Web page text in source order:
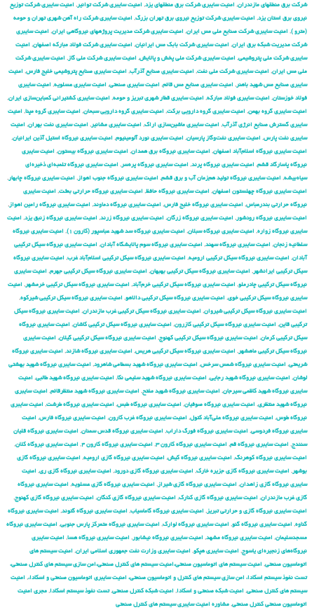
شركت برق منطقهای مازندران, امنیت سایبری شركت برق منطقهای یزد, امنیت سایبری شركت توانیر , امنیت سایبری شركت توزیع
نیروی برق استان یزد, امنیت سایبری شركت توزیع نیروی برق تهران بزرگ, امنیت سایبری شركت راه آهن شهری تهران و حومه
(مترو ), امنیت سایبری شركت صنایع ملی مس ایران, امنیت سایبری شركت مدیریت پروژههای نیروگاهی ایران, امنیت سایبری
شركت مدیریت شبكه برق ایران, امنیت سایبری شرکت بابک مس ایرانیان, امنیت سایبری شرکت فولاد مبارکه اصفهان, امنیت
سایبری شرکت ملی پتروشیمی, امنیت سایبری شرکت ملی پخش و پالایش, امنیت سایبری شرکت ملی گاز , امنیت سایبری شرکت
ملی مس ایران, امنیت سایبری شرکت ملی نفت, امنیت سایبری صنایع آذرآب, امنیت سایبری صنایع پتروشیمی خلیج فارس, امنیت
سایبری صنایع مس شهید باهنر , امنیت سایبری صنایع مس قائم, امنیت سایبری صنعتی, امنیت سایبری عسلویه, امنیت سایبری
فولاد خوزستان, امنیت سایبری فولاد مبارکه, امنیت سایبری قطار شهری تبریز و حومه, امنیت سایبری کشتیرانی کمباین‌سازی ایران,
امنیت سایبری گروه بهمن, امنیت سایبری گروه دارویی برکت, امنیت سایبری گروه دارویی سبحان, امنیت سایبری گروه مپنا, امنیت
سایبری گسترش صنایع انرژی آذرآب, امنیت سایبری ماشین‌سازی اراک, امنیت سایبری مشانیر , امنیت سایبری نفت بهران, امنیت
سایبری نفت پارس, امنیت سایبری نفت‌وگاز پارسیان, امنیت سایبری نورد آلومینیوم, امنیت سایبری نیروگاه استیل آذین ایرانیان,
امنیت سایبری نیروگاه اسلام‌آباد اصفهان, امنیت سایبری نیروگاه برق همدان, امنیت سایبری نیروگاه بیستون, امنیت سایبری
نیروگاه پاسارگاد قشم, امنیت سایبری نیروگاه پرند, امنیت سایبری نیروگاه پره‌سر , امنیت سایبری نیروگاه تلمبه‌ای ذخیره‌ای
سیاه‌بیشه, امنیت سایبری نیروگاه تولید هم‌زمان آب و برق قشم, امنیت سایبری نیروگاه جنوب اهواز , امنیت سایبری نیروگاه چابهار ,
امنیت سایبری نیروگاه چهلستون اصفهان, امنیت سایبری نیروگاه حافظ, امنیت سایبری نیروگاه حرارتی بعثت, امنیت سایبری
نیروگاه حرارتی بندرعباس, امنیت سایبری نیروگاه خلیج فارس, امنیت سایبری نیروگاه دماوند, امنیت سایبری نیروگاه رامین اهواز ,
امنیت سایبری نیروگاه رودشور , امنیت سایبری نیروگاه زرگان, امنیت سایبری نیروگاه زرند, امنیت سایبری نیروگاه زنبق یزد, امنیت
سایبری نیروگاه زواره, امنیت سایبری نیروگاه سبلان, امنیت سایبری نیروگاه سد شهید عباسپور (کارون ۱) , امنیت سایبری نیروگاه
سلطانیه زنجان, امنیت سایبری نیروگاه سهند, امنیت سایبری نیروگاه سوم پالایشگاه آبادان, امنیت سایبری نیروگاه سیکل ترکیبی
آبادان, امنیت سایبری نیروگاه سیکل ترکیبی ارومیه, امنیت سایبری نیروگاه سیکل ترکیبی اسلام‌آباد غرب, امنیت سایبری نیروگاه
سیکل ترکیبی ایرانشهر , امنیت سایبری نیروگاه سیکل ترکیبی بهبهان, امنیت سایبری نیروگاه سیکل ترکیبی جهرم, امنیت سایبری
نیروگاه سیکل ترکیبی چادرملو, امنیت سایبری نیروگاه سیکل ترکیبی خرم‌آباد, امنیت سایبری نیروگاه سیکل ترکیبی خرمشهر , امنیت
سایبری نیروگاه سیکل ترکیبی خوی, امنیت سایبری نیروگاه سیکل ترکیبی دالاهو, امنیت سایبری نیروگاه سیکل ترکیبی شیرکوه,
امنیت سایبری نیروگاه سیکل ترکیبی شیروان, امنیت سایبری نیروگاه سیکل ترکیبی غرب مازندران, امنیت سایبری نیروگاه سیکل
ترکیبی قاین, امنیت سایبری نیروگاه سیکل ترکیبی کازرون, امنیت سایبری نیروگاه سیکل ترکیبی کاشان, امنیت سایبری نیروگاه
سیکل ترکیبی کرمان, امنیت سایبری نیروگاه سیکل ترکیبی کهنوج, امنیت سایبری نیروگاه سیکل ترکیبی گیلان, امنیت سایبری
نیروگاه سیکل ترکیبی ماهشهر , امنیت سایبری نیروگاه سیکل ترکیبی هریس, امنیت سایبری نیروگاه شازند, امنیت سایبری نیروگاه
شریعتی, امنیت سایبری نیروگاه شمس سرخس, امنیت سایبری نیروگاه شهید بسطامی شاهرود, امنیت سایبری نیروگاه شهید بهشتی
لوشان, امنیت سایبری نیروگاه شهید رجایی, امنیت سایبری نیروگاه شهید سلیمی نکا, امنیت سایبری نیروگاه شهید طالبی, امنیت
سایبری نیروگاه شهید کاظمی سیرجان, امنیت سایبری نیروگاه شهید مفتح, امنیت سایبری نیروگاه شهید منتظرقائم, امنیت سایبری
نیروگاه شهید منتظری, امنیت سایبری نیروگاه صوفیان, امنیت سایبری نیروگاه طبس, امنیت سایبری نیروگاه طرشت, امنیت سایبری
نیروگاه طوس, امنیت سایبری نیروگاه علی‌آباد کتول, امنیت سایبری نیروگاه غرب کارون, امنیت سایبری نیروگاه فارس, امنیت
سایبری نیروگاه فردوسی, امنیت سایبری نیروگاه فورگ داراب, امنیت سایبری نیروگاه قدس سمنان, امنیت سایبری نیروگاه قلیان
سنندج, امنیت سایبری نیروگاه قم, امنیت سایبری نیروگاه کارون ۳ , امنیت سایبری نیروگاه کارون ۴ , امنیت سایبری نیروگاه کلان,
امنیت سایبری نیروگاه کوهرنگ, امنیت سایبری نیروگاه کیش, امنیت سایبری نیروگاه گازی ارومیه, امنیت سایبری نیروگاه گازی
بوشهر , امنیت سایبری نیروگاه گازی جزیره خارک, امنیت سایبری نیروگاه گازی دورود, امنیت سایبری نیروگاه گازی ری, امنیت
سایبری نیروگاه گازی زاهدان, امنیت سایبری نیروگاه گازی شیراز , امنیت سایبری نیروگاه گازی عسلویه, امنیت سایبری نیروگاه
گازی غرب مازندران, امنیت سایبری نیروگاه گازی کنارک, امنیت سایبری نیروگاه گازی کنگان, امنیت سایبری نیروگاه گازی کهنوج,
امنیت سایبری نیروگاه گازی و حرارتی تبریز , امنیت سایبری نیروگاه گاماسیاب, امنیت سایبری نیروگاه گتوند, امنیت سایبری نیروگاه
گناوه, امنیت سایبری نیروگاه گنو, امنیت سایبری نیروگاه لوارک, امنیت سایبری نیروگاه متمرکز پارس جنوبی, امنیت سایبری نیروگاه
مسجدسلیمان, امنیت سایبری نیروگاه مشهد, امنیت سایبری نیروگاه نیشابور , امنیت سایبری نیروگاه هسا, امنیت سایبری
نیروگاه‌های زنجیره‌ای یاسوج, امنیت سایبری هپکو, امنیت سایبری وزارت نفت جمهوری اسلامی ایران, امنیت سیستم های
اتوماسیون صنعتی, امنیت سیستم های اتوماسیون صنعتی،امنیت سیستم های کنترل صنعتی،امن سازی سیستم های کنترل صنعتی،
تست نفوذ سیستم اسکادا، امن سازی سیستم های کنترل و اتوماسیون صنعتی، امنیت سایبری اتوماسیون صنعتی و اسکادا،, امنیت
سیستم های کنترل صنعتی, امنیت شبکه صنعتی و اسکادا, امنیت شبکه کنترل صنعتی,تست نفوذ سیستم اسکادا, مجری امنیت
اتوماسیون صنعتی کنترل صنعتی, مشاوره امنیت سایبری سیستم های کنترل صنعتی